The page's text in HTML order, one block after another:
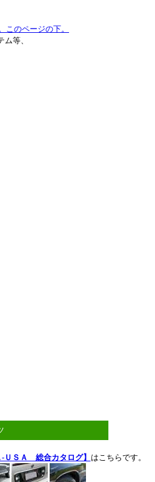
このページの下。
等、
-ＵＳＡ 総合カタログ】 はこちらです。
_クローム/ステンレス_パーツ・ＱＸ５６_